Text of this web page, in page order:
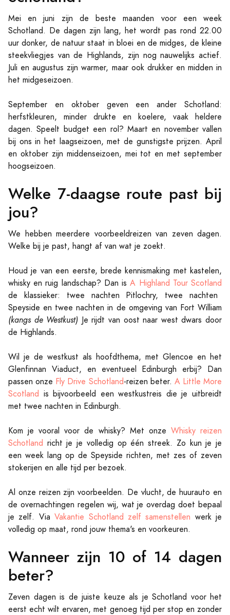
Mei en juni zijn de beste maanden voor een week
Schotland. De dagen zijn lang, het wordt pas rond 22.00
uur donker, de natuur staat in bloei en de midges, de kleine
steekvliegjes van de Highlands, zijn nog nauwelijks actief.
Juli en augustus zijn warmer, maar ook drukker en midden in
het midgeseizoen.
September en oktober geven een ander Schotland:
herfstkleuren, minder drukte en koelere, vaak heldere
dagen. Speelt budget een rol? Maart en november vallen
bij ons in het laagseizoen, met de gunstigste prijzen. April
en oktober zijn middenseizoen, mei tot en met september
hoogseizoen.
Welke 7-daagse route past bij
jou?
We hebben meerdere voorbeeldreizen van zeven dagen.
Welke bij je past, hangt af van wat je zoekt.
Houd je van een eerste, brede kennismaking met kastelen,
whisky en ruig landschap? Dan isA Highland Tour Scotland
de klassieker: twee nachten Pitlochry, twee nachten
Speyside en twee nachten in de omgeving van Fort William
(kangs de Westkust) Je rijdt van oost naar west dwars door
de Highlands.
Wil je de westkust als hoofdthema, met Glencoe en het
Glenfinnan Viaduct, en eventueel Edinburgh erbij? Dan
passen onze Fly Drive Schotland-reizen beter. A Little More
Scotland is bijvoorbeeld een westkustreis die je uitbreidt
met twee nachten in Edinburgh.
Kom je vooral voor de whisky? Met onze Whisky reizen
Schotland richt je je volledig op één streek. Zo kun je je
een week lang op de Speyside richten, met zes of zeven
stokerijen en alle tijd per bezoek.
Al onze reizen zijn voorbeelden. De vlucht, de huurauto en
de overnachtingen regelen wij, wat je overdag doet bepaal
je zelf. ViaVakantie Schotland zelf samenstellen werk je
volledig op maat, rond jouw thema's en voorkeuren.
Wanneer zijn 10 of 14 dagen
beter?
Zeven dagen is de juiste keuze als je Schotland voor het
eerst echt wilt ervaren, met genoeg tijd per stop en zonder